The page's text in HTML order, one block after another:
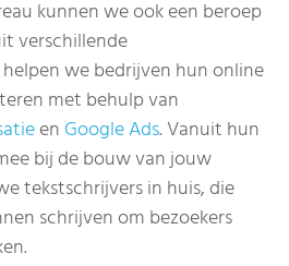
kunnen we ook een beroep
verschillende
we bedrijven hun online
met behulp van
en Google Ads. Vanuit hun
bij de bouw van jouw
tekstschrijvers in huis, die
schrijven om bezoekers